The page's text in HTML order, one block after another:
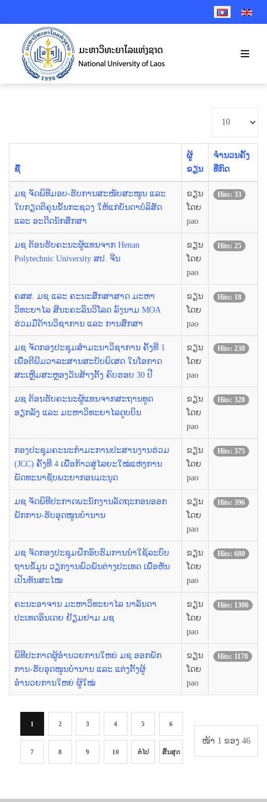
SELECT YOUR
ຊື່
ຜູ້
ຂຽນ
ຈຳນວນຄັ້ງ
ທີ່ກົດ
ມຊ ຈັດພິທີມອບ-ຮັບການສະໜັບສະໜູນ ແລະ
ໃບກຽດຕິຄຸນຂັ້ນກະຊວງ ໃຫ້ແກ່ບັນດາບໍລິສັດ
ແລະ ອະດີດນັກສຶກສາ
ຂຽນ
ໂດຍ
pao
Hits: 33
ມຊ ຕ້ອນຮັບຄະນະຜູ້ແທນຈາກ Henan
Polytechnic University ສປ. ຈີນ
ຂຽນ
ໂດຍ
pao
Hits: 25
ຄສສ. ມຊ ແລະ ຄະນະສຶກສາສາດ ມະຫາ
ວິທະຍາໄລ ສີນະຄະລິນວິໂລດ ລົງນາມ MOA
ຮ່ວມມືດ້ານວິຊາການ ແລະ ການສຶກສາ
ຂຽນ
ໂດຍ
pao
Hits: 18
ມຊ ຈັດກອງປະຊຸມສໍາມະນາວິຊາການ ຄັ້ງທີ 1
ເພື່ອຕີພີມວາລະສານສະບັບພິເສດ ໃນໂອກາດ
ສະເຫຼີມສະຫຼອງວັນສ້າງຕັ້ງ ຄົບຮອບ 30 ປີ
ຂຽນ
ໂດຍ
pao
Hits: 238
ມຊ ຕ້ອນຮັບຄະນະຜູ້ແທນຈາກສະຖານທູດ
ອຽກລັງ ແລະ ມະຫາວິທະຍາໄລດູບບິນ
ຂຽນ
ໂດຍ
pao
Hits: 328
ກອງປະຊຸມຄະນະກຳມະການປະສານງານຮ່ວມ
(JCC) ຄັ້ງທີ 4 ເພື່ອກ້າວສູ່ໄລຍະໃໝ່ແຫ່ງການ
ພັດທະນາຊັບພະຍາກອນມະນຸດ
ຂຽນ
ໂດຍ
pao
Hits: 375
ມຊ ຈັດພິທີປະກາດພະນັກງານລັດຖະກອນອອກ
ພັກການ-ຮັບອຸດໜູນບຳນານ
ຂຽນ
ໂດຍ
pao
Hits: 396
ມຊ ຈັດກອງປະຊຸມຝຶກອົບຮົມການນຳໃຊ້ລະບົບ
ຖານຂໍ້ມູນ ວຽກງານພົວພັນຕ່າງປະເທດ ເພື່ອຫັນ
ເປັນທັນສະໄໝ
ຂຽນ
ໂດຍ
pao
Hits: 680
ຄະນະອາຈານ ມະຫາວິທະຍາໄລ ນາລັນດາ
ປະເທດອິນເດຍ ຢ້ຽມຢາມ ມຊ
ຂຽນ
ໂດຍ
pao
Hits: 1306
ພິທີປະກາດຜູ້ອຳນວຍການໃຫຍ່ ມຊ ອອກພັກ
ການ-ຮັບອຸດໜູນບໍານານ ແລະ ແຕ່ງຕັ້ງຜູ້
ອຳນວຍການໃຫຍ່ ຜູ້ໃໝ່
ຂຽນ
ໂດຍ
pao
Hits: 1178
ໜ້າ 1 ຂອງ 46
1 2 3 4 5 6
7 8 9 10 ຕໍ່ໄປ ສິ້ນສຸດ